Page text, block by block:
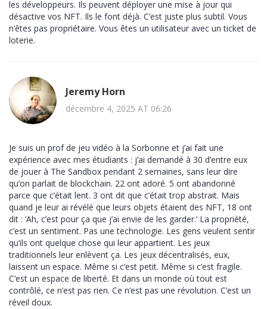
les développeurs. Ils peuvent déployer une mise à jour qui
désactive vos NFT. Ils le font déjà. C’est juste plus subtil. Vous
n’êtes pas propriétaire. Vous êtes un utilisateur avec un ticket de
loterie.
Jeremy Horn
décembre 4, 2025 AT 06:26
Je suis un prof de jeu vidéo à la Sorbonne et j’ai fait une
expérience avec mes étudiants : j’ai demandé à 30 d’entre eux
de jouer à The Sandbox pendant 2 semaines, sans leur dire
qu’on parlait de blockchain. 22 ont adoré. 5 ont abandonné
parce que c’était lent. 3 ont dit que c’était trop abstrait. Mais
quand je leur ai révélé que leurs objets étaient des NFT, 18 ont
dit : ‘Ah, c’est pour ça que j’ai envie de les garder.’ La propriété,
c’est un sentiment. Pas une technologie. Les gens veulent sentir
qu’ils ont quelque chose qui leur appartient. Les jeux
traditionnels leur enlèvent ça. Les jeux décentralisés, eux,
laissent un espace. Même si c’est petit. Même si c’est fragile.
C’est un espace de liberté. Et dans un monde où tout est
contrôlé, ce n’est pas rien. Ce n’est pas une révolution. C’est un
réveil doux.